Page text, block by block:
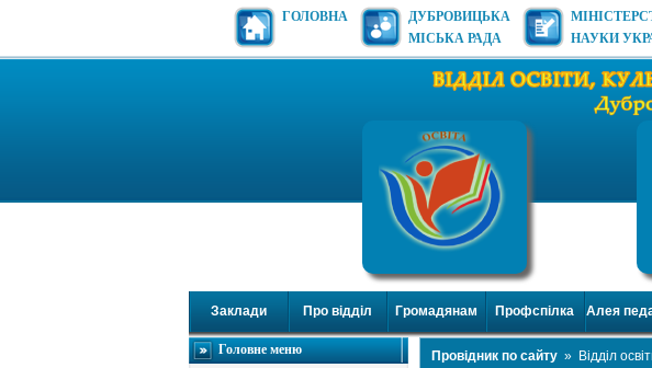
ГОЛОВНА
ДУБРОВИЦЬКА
МІСЬКА РАДА
НАУКИ
Заклади Про відділ Громадянам Профспілка Алея
Головне меню Провідник по сайту » Відділ